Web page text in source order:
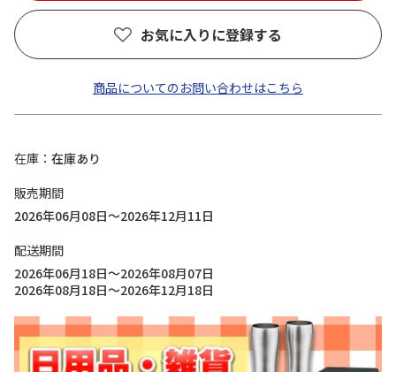
お気に入りに登録する
商品についてのお問い合わせはこちら
在庫
在庫あり
販売期間
2026年06月08日～2026年12月11日
配送期間
2026年06月18日～2026年08月07日
2026年08月18日～2026年12月18日